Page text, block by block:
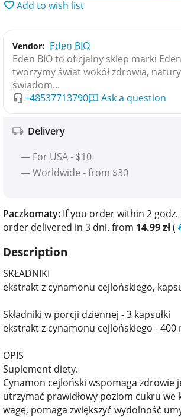
Add to wish list
Vendor: Eden BIO
Eden BIO to oficjalny sklep marki
tworzymy świat wokół zdrowia,
świadom...
+48537713790
Ask a question
Delivery
— For USA - $10
— Worldwide - from $30
Paczkomaty: If you order within 2
order delivered in 3 dni. from 14.99zł(
Description
SKŁADNIKI
ekstrakt z cynamonu cejlońskiego,
Składniki w porcji dziennej - 3 kapsułki
ekstrakt z cynamonu cejlońskiego - 400
OPIS
Suplement diety.
Cynamon cejloński wspomaga zdrowie
utrzymać prawidłowy poziom cukru we
wagę, pomaga zwiększyć wydolność